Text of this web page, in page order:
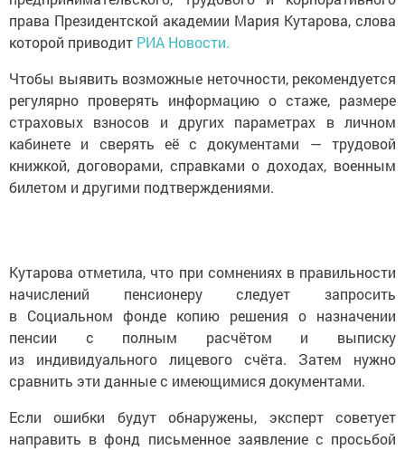
права Президентской академии Мария Кутарова, слова
которой приводит РИА Новости.
Чтобы выявить возможные неточности, рекомендуется
регулярно проверять информацию о стаже, размере
страховых взносов и других параметрах в личном
кабинете и сверять её с документами — трудовой
книжкой, договорами, справками о доходах, военным
билетом и другими подтверждениями.
Кутарова отметила, что при сомнениях в правильности
начислений пенсионеру следует запросить
в Социальном фонде копию решения о назначении
пенсии с полным расчётом и выписку
из индивидуального лицевого счёта. Затем нужно
сравнить эти данные с имеющимися документами.
Если ошибки будут обнаружены, эксперт советует
направить в фонд письменное заявление с просьбой